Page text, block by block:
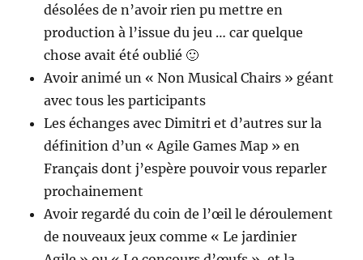
désolées de n’avoir rien pu mettre en
production à l’issue du jeu … car quelque
chose avait été oublié 🙂
Avoir animé un « Non Musical Chairs » géant
avec tous les participants
Les échanges avec Dimitri et d’autres sur la
définition d’un « Agile Games Map » en
Français dont j’espère pouvoir vous reparler
prochainement
Avoir regardé du coin de l’œil le déroulement
de nouveaux jeux comme « Le jardinier